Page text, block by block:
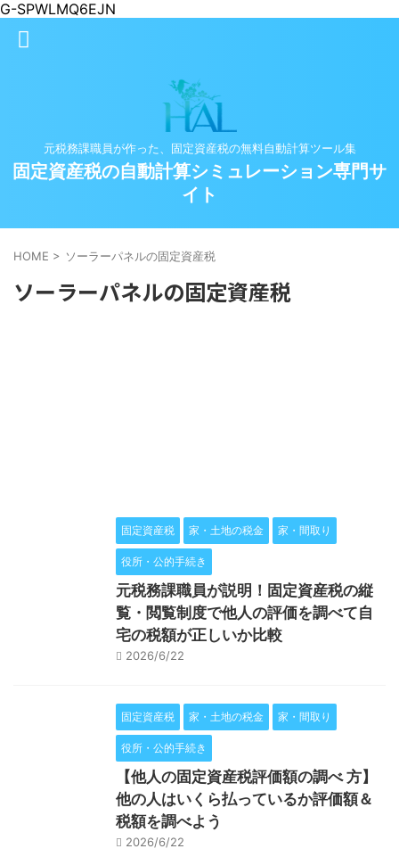
G-SPWLMQ6EJN
元税務課職員が作った、固定資産税の無料自動計算ツール集
固定資産税の自動計算シミュレーション専門サ
イト
HOME > ソーラーパネルの固定資産税
ソーラーパネルの固定資産税
固定資産税 家・土地の税金 家・間取り
役所・公的手続き
元税務課職員が説明！固定資産税の縦
覧・閲覧制度で他人の評価を調べて自
宅の税額が正しいか比較
2026/6/22
固定資産税 家・土地の税金 家・間取り
役所・公的手続き
【他人の固定資産税評価額の調べ 方】
他の人はいくら払っているか評価額＆
税額を調べよう
2026/6/22